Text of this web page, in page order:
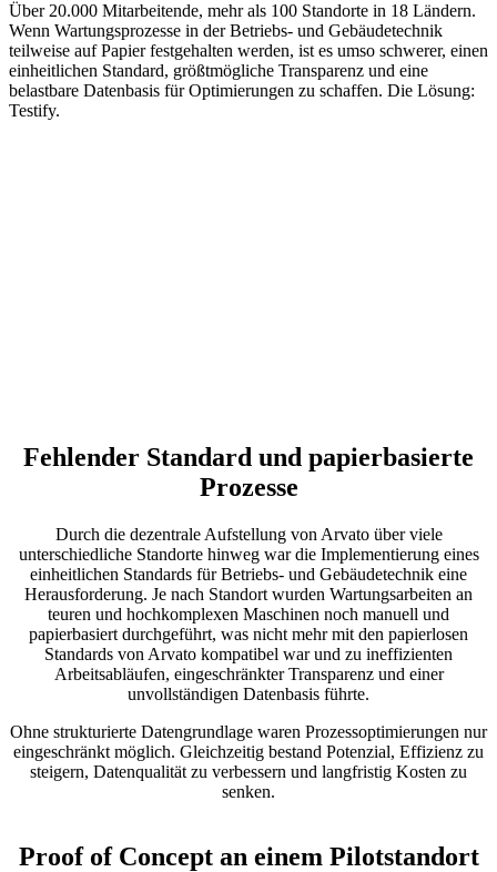
Über 20.000 Mitarbeitende, mehr als 100 Standorte in 18 Ländern.
Wenn Wartungsprozesse in der Betriebs- und Gebäudetechnik
teilweise auf Papier festgehalten werden, ist es umso schwerer, einen
einheitlichen Standard, größtmögliche Transparenz und eine
belastbare Datenbasis für Optimierungen zu schaffen. Die Lösung:
Testify.
Fehlender Standard und papierbasierte
Prozesse
Durch die dezentrale Aufstellung von Arvato über viele
unterschiedliche Standorte hinweg war die Implementierung eines
einheitlichen Standards für Betriebs- und Gebäudetechnik eine
Herausforderung. Je nach Standort wurden Wartungsarbeiten an
teuren und hochkomplexen Maschinen noch manuell und
papierbasiert durchgeführt, was nicht mehr mit den papierlosen
Standards von Arvato kompatibel war und zu ineffizienten
Arbeitsabläufen, eingeschränkter Transparenz und einer
unvollständigen Datenbasis führte.
Ohne strukturierte Datengrundlage waren Prozessoptimierungen nur
eingeschränkt möglich. Gleichzeitig bestand Potenzial, Effizienz zu
steigern, Datenqualität zu verbessern und langfristig Kosten zu
senken.
Proof of Concept an einem Pilotstandort